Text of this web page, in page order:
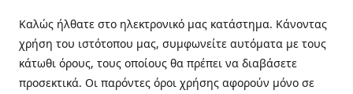
Καλώς ήλθατε στo ηλεκτρονικό μας κατάστημα. Κάνοντας
χρήση του ιστότοπου μας, συμφωνείτε αυτόματα με τους
κάτωθι όρους, τους οποίους θα πρέπει να διαβάσετε
προσεκτικά. Οι παρόντες όροι χρήσης αφορούν μόνο σε